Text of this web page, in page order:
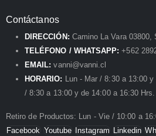
Contáctanos
DIRECCIÓN: Camino La Vara 03800,
TELÉFONO / WHATSAPP: +562
EMAIL: vanni@vanni.cl
HORARIO: Lun - Mar / 8:30 a 13:00
/ 8:30 a 13:00 y de 14:00 a 16:30 Hrs.
Retiro de Productos: Lun - Vie / 10:00 a
Facebook Youtube Instagram Linkedin